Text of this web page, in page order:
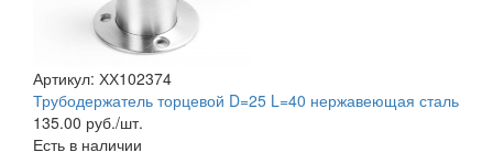
Артикул: ХХ102374
Трубодержатель торцевой D=25 L=40 нержавеющая сталь
135.00 руб./шт.
Есть в наличии